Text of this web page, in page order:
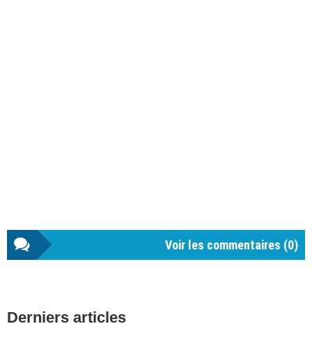
Voir les commentaires (0)
latérale
Derniers articles